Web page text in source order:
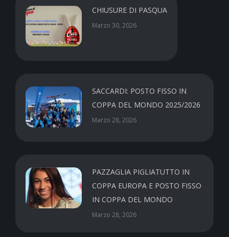
CHIUSURE DI PASQUA
Marzo 30, 2026
SACCARDI: POSTO FISSO IN
COPPA DEL MONDO 2025/2026
Marzo 28, 2026
PAZZAGLIA PIGLIATUTTO IN
COPPA EUROPA E POSTO FISSO
IN COPPA DEL MONDO
Marzo 28, 2026